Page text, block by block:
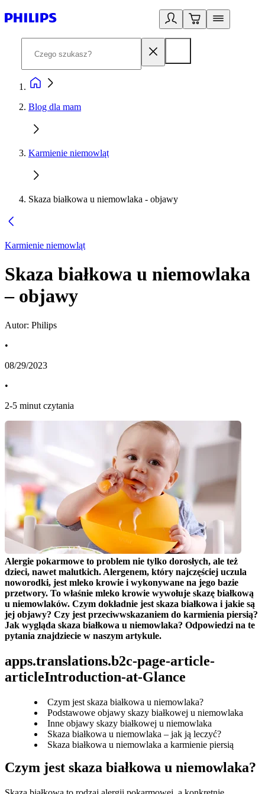
Blog dla mam
Karmienie niemowląt
Skaza białkowa u niemowlaka - objawy
Karmienie niemowląt
Skaza białkowa u niemowlaka
– objawy
Autor: Philips
•
08/29/2023
•
2-5 minut czytania
Alergie pokarmowe to problem nie tylko dorosłych, ale też
dzieci, nawet malutkich. Alergenem, który najczęściej uczula
noworodki, jest mleko krowie i wykonywane na jego bazie
przetwory. To właśnie mleko krowie wywołuje skazę białkową
u niemowlaków. Czym dokładnie jest skaza białkowa i jakie są
jej objawy? Czy jest przeciwwskazaniem do karmienia piersią?
Jak wygląda skaza białkowa u niemowlaka? Odpowiedzi na te
pytania znajdziecie w naszym artykule.
apps.translations.b2c-page-article-
articleIntroduction-at-Glance
Czym jest skaza białkowa u niemowlaka?
Podstawowe objawy skazy białkowej u niemowlaka
Inne objawy skazy białkowej u niemowlaka
Skaza białkowa u niemowlaka – jak ją leczyć?
Skaza białkowa u niemowlaka a karmienie piersią
Czym jest skaza białkowa u niemowlaka?